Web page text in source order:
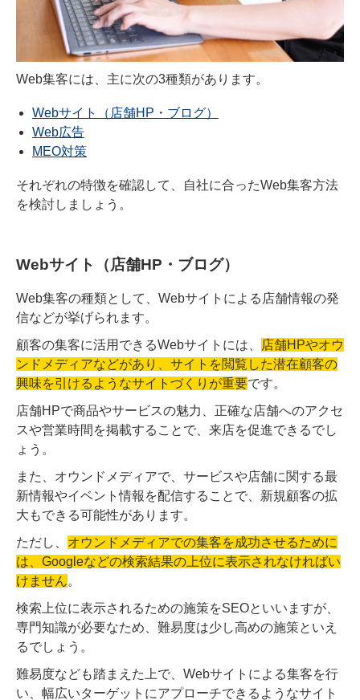
Web集客には、主に次の3種類があります。
Webサイト（店舗HP・ブログ）
Web広告
MEO対策
それぞれの特徴を確認して、自社に合ったWeb集客方法
を検討しましょう。
Webサイト（店舗HP・ブログ）
Web集客の種類として、Webサイトによる店舗情報の発
信などが挙げられます。
顧客の集客に活用できるWebサイトには、
店舗HPやオウ
ンドメディアなどがあり、サイトを閲覧した潜在顧客の
興味を引けるようなサイトづくりが重要です。
店舗HPで商品やサービスの魅力、正確な店舗へのアクセ
スや営業時間を掲載することで、来店を促進できるでし
ょう。
また、オウンドメディアで、サービスや店舗に関する最
新情報やイベント情報を配信することで、新規顧客の拡
大もできる可能性があります。
ただし、 オウンドメディアでの集客を成功させるために
は、Googleなどの検索結果の上位に表示されなければい
けません。
検索上位に表示されるための施策をSEOといいますが、
専門知識が必要なため、難易度は少し高めの施策といえ
るでしょう。
難易度なども踏まえた上で、Webサイトによる集客を行
い、幅広いターゲットにアプローチできるようなサイト